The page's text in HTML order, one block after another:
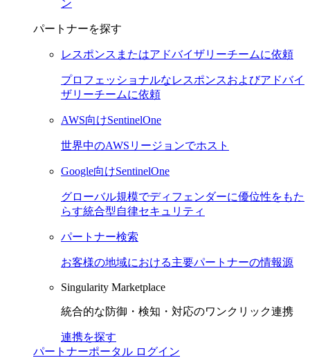
ン
パートナーを探す
レスポンスまたはアドバイザリーチームに依頼
プロフェッショナルなレスポンスおよびアドバイ
ザリーチームに依頼
AWS向けSentinelOne
世界中のAWSリージョンでホスト
Google向けSentinelOne
グローバル規模でディフェンダーに優位性をもた
らす統合型自律セキュリティ
パートナー検索
お客様の地域における主要パートナーの情報源
Singularity Marketplace
統合的な防御・検知・対応のワンクリック連携
連携を探す
パートナーポータル ログイン